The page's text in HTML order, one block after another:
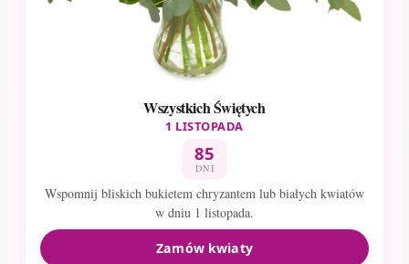
Wszystkich Świętych
1 LISTOPADA
85
DNI
Wspomnij bliskich bukietem chryzantem lub białych kwiatów
w dniu 1 listopada.
Zamów kwiaty